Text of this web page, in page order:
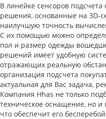
В линейке сенсоров
решения, основанные на 3D-
наилучшую точность
С их помощью можно
пол и размер одежды
решений имеет удобную
отражающих реальную
организация подсчета
актуальная для Вас задача,
Компания Hhas не только
техническое оснащение, но и
что обеспечит его